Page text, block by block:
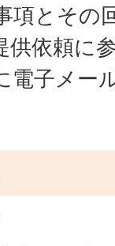
項とその
供依頼に
電子メー